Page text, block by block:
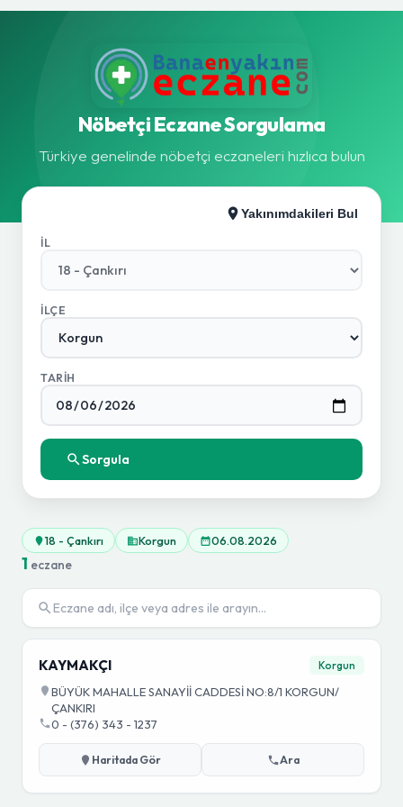
Nöbetçi Eczane Sorgulama
Türkiye genelinde nöbetçi eczaneleri hızlıca bulun
Yakınımdakileri Bul
İL
İLÇE
TARIH
Sorgula
18 - Çankırı Korgun 06.08.2026
1 eczane
KAYMAKÇI Korgun
BÜYÜK MAHALLE SANAYİİ CADDESİ NO:8/1 KORGUN/
ÇANKIRI
0 - (376) 343 - 1237
Haritada Gör Ara